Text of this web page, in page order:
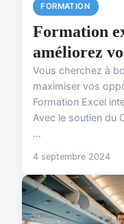
FORMATION
Formation
améliorez
Vous cherchez à
maximiser vos
Formation Excel
Avec le soutien du
...
4 septembre 2024